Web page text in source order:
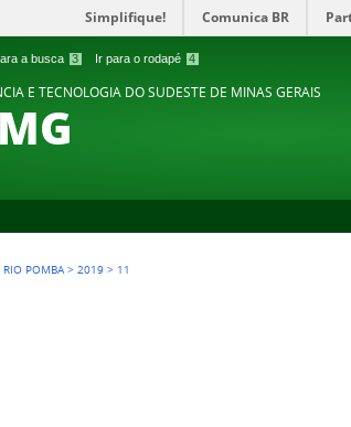
a busca 3 Ir para o rodapé 4
Simplifique! Comunica BR
E TECNOLOGIA DO SUDESTE DE MINAS GERAIS
RIO POMBA >2019 > 11